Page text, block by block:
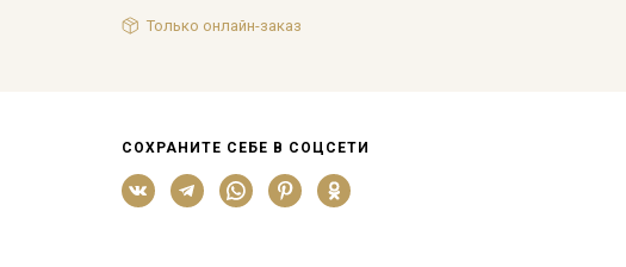
Только онлайн-заказ
СОХРАНИТЕ СЕБЕ В СОЦСЕТИ